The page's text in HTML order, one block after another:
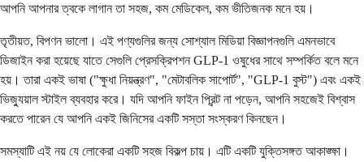
আপনি আপনার ত্বকে লাগান তা সহজ, কম মেডিকেল, কম ভীতিজনক মনে হয়।
তৃতীয়ত, বিপণন ভালো। এই পণ্যগুলির জন্য সোশ্যাল মিডিয়া বিজ্ঞাপনগুলি এমনভাবে
ডিজাইন করা হয়েছে যাতে সেগুলি প্রেসক্রিপশন GLP-1 ওষুধের সাথে সম্পর্কিত বলে মনে
হয়। তারা একই ভাষা ("ক্ষুধা নিয়ন্ত্রণ", "মেটাবলিক সাপোর্ট", "GLP-1 বুস্ট") এবং একই
ভিজ্যুয়াল স্টাইল ব্যবহার করে। যদি আপনি ফাইন প্রিন্ট না পড়েন, আপনি সহজেই বিশ্বাস
করতে পারেন যে আপনি একই জিনিসের একটি সস্তা সংস্করণ কিনছেন।
সমস্যাটি এই নয় যে লোকেরা একটি সহজ বিকল্প চায়। এটি একটি যুক্তিসঙ্গত আকাঙ্ক্ষা।